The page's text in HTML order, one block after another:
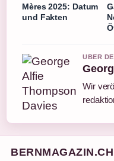
Mères 2025: Datum
und Fakten
UBER
Wir
BERNMAGAZIN.CH